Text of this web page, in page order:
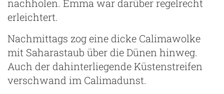
nachholen. Emma war darüber regelrecht
erleichtert.
Nachmittags zog eine dicke Calimawolke
mit Saharastaub über die Dünen hinweg.
Auch der dahinterliegende Küstenstreifen
verschwand im Calimadunst.